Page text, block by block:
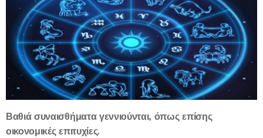
Βαθιά συναισθήματα γεννιούνται, όπως επίσης
οικονομικές επιτυχίες.